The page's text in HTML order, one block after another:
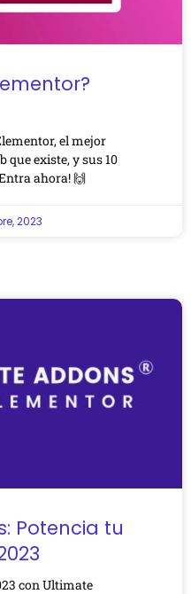
el mejor
que existe, y sus 10
ahora! 🙌
2023
Potencia tu
con Ultimate